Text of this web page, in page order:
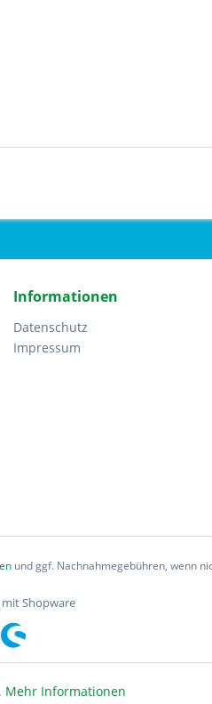
Informationen
Datenschutz
Impressum
und ggf. Nachnahmegebühren, wenn
mit Shopware
Mehr Informationen